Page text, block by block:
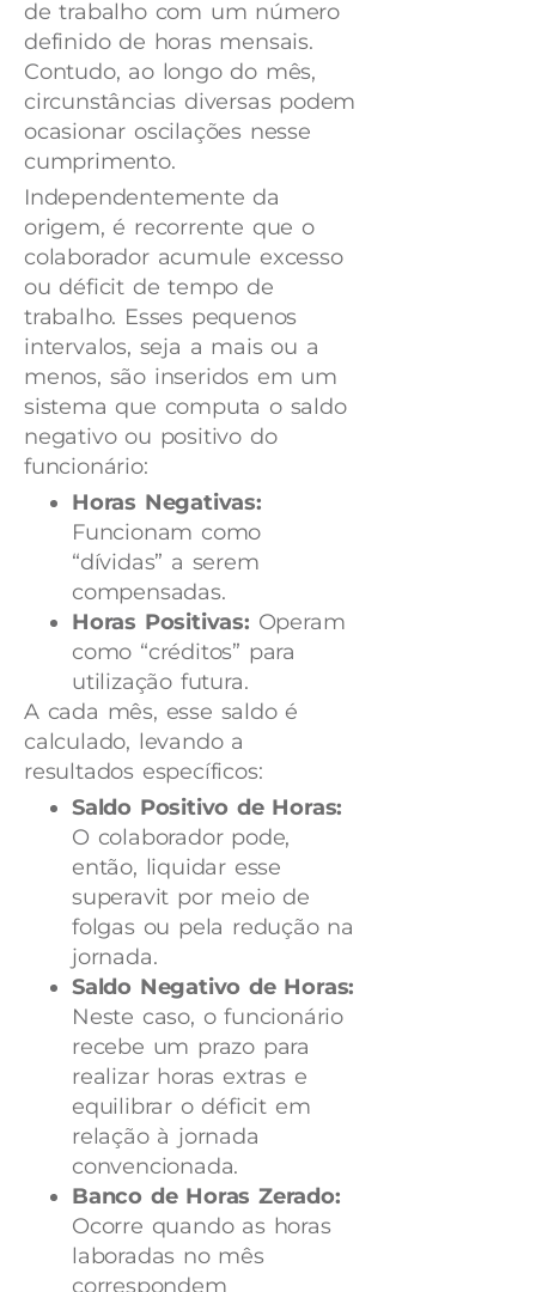
de trabalho com um número
definido de horas mensais.
Contudo, ao longo do mês,
circunstâncias diversas podem
ocasionar oscilações nesse
cumprimento.
Independentemente da
origem, é recorrente que o
colaborador acumule excesso
ou déficit de tempo de
trabalho. Esses pequenos
intervalos, seja a mais ou a
menos, são inseridos em um
sistema que computa o saldo
negativo ou positivo do
funcionário:
Horas Negativas:
Funcionam como
“dívidas” a serem
compensadas.
Horas Positivas: Operam
como “créditos” para
utilização futura.
A cada mês, esse saldo é
calculado, levando a
resultados específicos:
Saldo Positivo de Horas:
O colaborador pode,
então, liquidar esse
superavit por meio de
folgas ou pela redução na
jornada.
Saldo Negativo de Horas:
Neste caso, o funcionário
recebe um prazo para
realizar horas extras e
equilibrar o déficit em
relação à jornada
convencionada.
Banco de Horas Zerado:
Ocorre quando as horas
laboradas no mês
correspondem